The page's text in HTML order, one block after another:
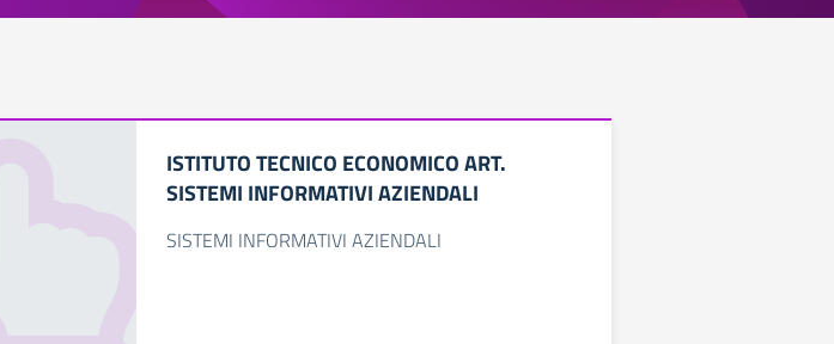
ISTITUTO TECNICO ECONOMICO ART.
SISTEMI INFORMATIVI AZIENDALI
SISTEMI INFORMATIVI AZIENDALI